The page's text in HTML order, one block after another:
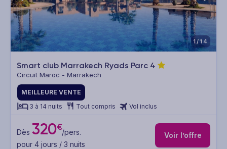
1/14
Smart club Marrakech Ryads Parc 4
Circuit Maroc - Marrakech
MEILLEURE VENTE
3 à 14 nuits
Tout compris Vol inclus
Dès 320€/pers.
pour 4 jours / 3 nuits
Voir l’offre